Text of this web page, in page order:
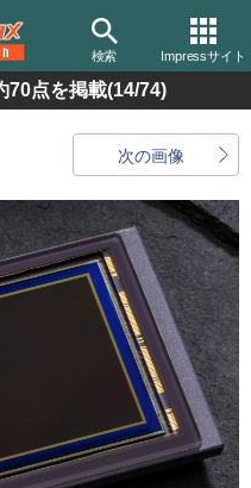
検索 Impressサイト
70点を掲載(14/74)
次の画像